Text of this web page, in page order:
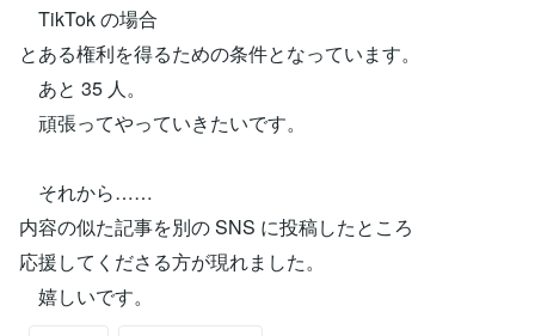
TikTok の場合
とある権利を得るための条件となっています。
あと 35 人。
頑張ってやっていきたいです。
それから……
内容の似た記事を別の SNS に投稿したところ
応援してくださる方が現れました。
嬉しいです。